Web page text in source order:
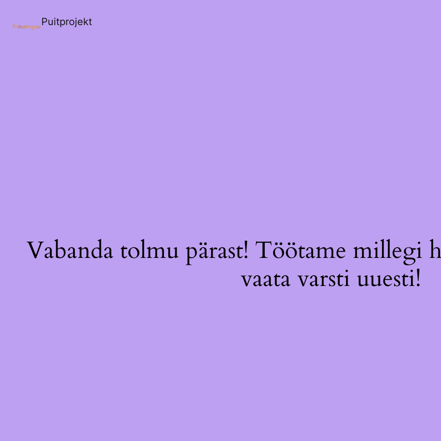
Puitprojekt
Vabanda tolmu pärast! Töötame millegi
vaata varsti uuesti!